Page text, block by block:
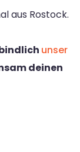
aus Rostock.
unser
deinen